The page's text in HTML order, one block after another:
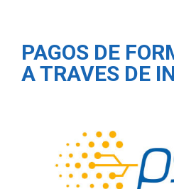
PAGOS DE
A TRAVES DE